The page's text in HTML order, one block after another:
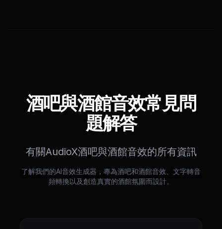
酒吧與酒館音效常見問
題解答
有關AudioX酒吧與酒館音效的所有資訊
了解我們的AI音效生成器，專為酒吧和酒館音效、文字轉音
頻轉換以及創造真實的酒館氛圍而設計。